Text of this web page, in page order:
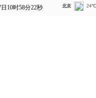
10时58分22秒